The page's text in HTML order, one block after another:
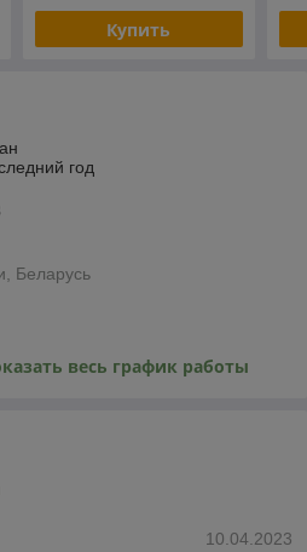
Купить
год
Беларусь
весь график работы
10.04.2023